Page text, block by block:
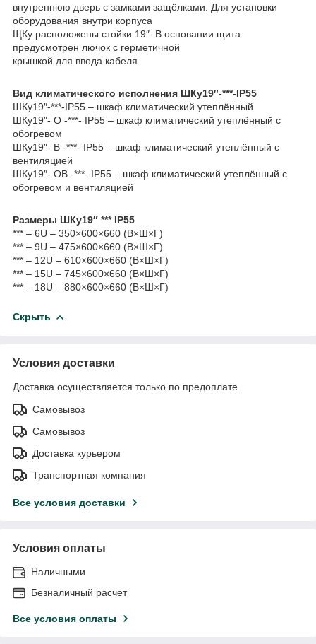
внутреннюю дверь с замками защёлками. Для установки
оборудования внутри корпуса
ЩКу расположены стойки 19″. В основании щита
предусмотрен лючок с герметичной
крышкой для ввода кабеля.
Вид климатического исполнения ШКу19″-***-IP55
ШКу19″-***-IP55 – шкаф климатический утеплённый
ШКу19″- О -***- IP55 – шкаф климатический утеплённый с
обогревом
ШКу19″- В -***- IP55 – шкаф климатический утеплённый с
вентиляцией
ШКу19″- ОВ -***- IP55 – шкаф климатический утеплённый с
обогревом и вентиляцией
Размеры ШКу19″ *** IP55
*** – 6U – 350×600×660 (В×Ш×Г)
*** – 9U – 475×600×660 (В×Ш×Г)
*** – 12U – 610×600×660 (В×Ш×Г)
*** – 15U – 745×600×660 (В×Ш×Г)
*** – 18U – 880×600×660 (В×Ш×Г)
Скрыть
Условия доставки
Доставка осуществляется только по предоплате.
Самовывоз
Самовывоз
Доставка курьером
Транспортная компания
Все условия доставки
Условия оплаты
Наличными
Безналичный расчет
Все условия оплаты